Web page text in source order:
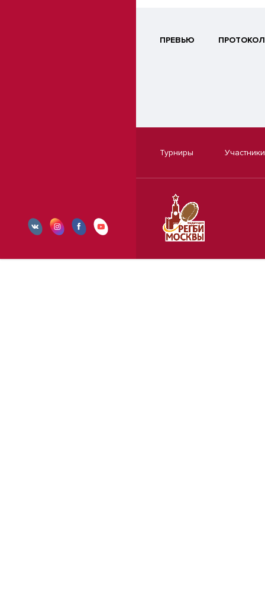
ПРЕВЬЮ ПРОТОКОЛ
Турниры Участники